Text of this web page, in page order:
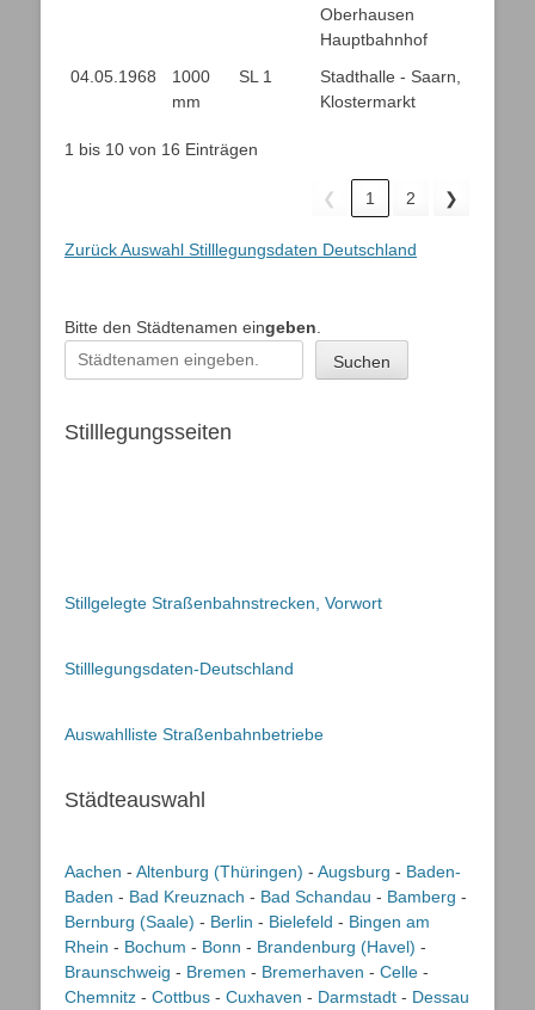
Oberhausen
Hauptbahnhof
04.05.1968
1000
mm
SL 1
Stadthalle - Saarn,
Klostermarkt
1 bis 10 von 16 Einträgen
❮ 1 2 ❯
Zurück Auswahl Stilllegungsdaten Deutschland
Bitte den Städtenamen eingeben
Suchen
Stilllegungsseiten
Stillgelegte Straßenbahnstrecken, Vorwort
Stilllegungsdaten-Deutschland
Auswahlliste Straßenbahnbetriebe
Städteauswahl
Aachen - Altenburg (Thüringen) - Augsburg - Baden-
Baden - Bad Kreuznach - Bad Schandau - Bamberg -
Bernburg (Saale) - Berlin - Bielefeld - Bingen am
Rhein - Bochum - Bonn - Brandenburg (Havel) -
Braunschweig - Bremen - Bremerhaven - Celle -
Chemnitz - Cottbus - Cuxhaven - Darmstadt - Dessau